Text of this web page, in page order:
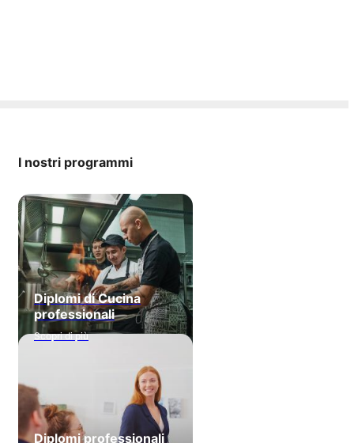
I nostri programmi
Diplomi di Cucina
professionali
Scopri di più
Diplomi professionali